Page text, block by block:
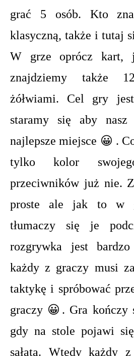
grać 5 osób. Kto
klasyczną, także i tutaj
W grze oprócz kart,
znajdziemy także
żółwiami. Cel gry
staramy się aby nasz
najlepsze miejsce 😀 .
tylko kolor
przeciwników już nie.
proste ale jak to w
tłumaczy się je
rozgrywka jest
każdy z graczy musi
taktykę i spróbować
graczy 😀. Gra kończy
gdy na stole pojawi
sałatą. Wtedy każdy